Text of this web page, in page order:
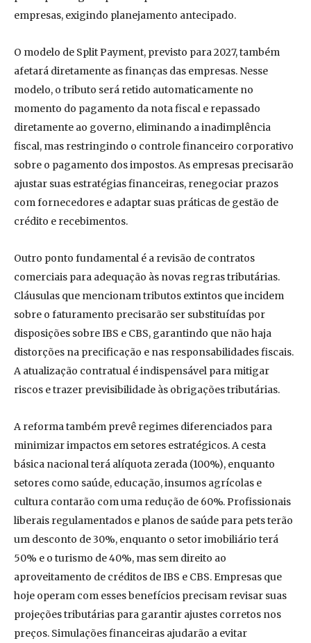
empresas, exigindo planejamento antecipado.
O modelo de Split Payment, previsto para 2027, também
afetará diretamente as finanças das empresas. Nesse
modelo, o tributo será retido automaticamente no
momento do pagamento da nota fiscal e repassado
diretamente ao governo, eliminando a inadimplência
fiscal, mas restringindo o controle financeiro corporativo
sobre o pagamento dos impostos. As empresas precisarão
ajustar suas estratégias financeiras, renegociar prazos
com fornecedores e adaptar suas práticas de gestão de
crédito e recebimentos.
Outro ponto fundamental é a revisão de contratos
comerciais para adequação às novas regras tributárias.
Cláusulas que mencionam tributos extintos que incidem
sobre o faturamento precisarão ser substituídas por
disposições sobre IBS e CBS, garantindo que não haja
distorções na precificação e nas responsabilidades fiscais.
A atualização contratual é indispensável para mitigar
riscos e trazer previsibilidade às obrigações tributárias.
A reforma também prevê regimes diferenciados para
minimizar impactos em setores estratégicos. A cesta
básica nacional terá alíquota zerada (100%), enquanto
setores como saúde, educação, insumos agrícolas e
cultura contarão com uma redução de 60%. Profissionais
liberais regulamentados e planos de saúde para pets terão
um desconto de 30%, enquanto o setor imobiliário terá
50% e o turismo de 40%, mas sem direito ao
aproveitamento de créditos de IBS e CBS. Empresas que
hoje operam com esses benefícios precisam revisar suas
projeções tributárias para garantir ajustes corretos nos
preços. Simulações financeiras ajudarão a evitar